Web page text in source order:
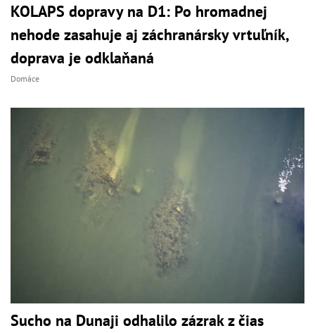
KOLAPS dopravy na D1: Po hromadnej
nehode zasahuje aj záchranársky vrtuľník,
doprava je odklaňaná
Domáce
Sucho na Dunaji odhalilo zázrak z čias